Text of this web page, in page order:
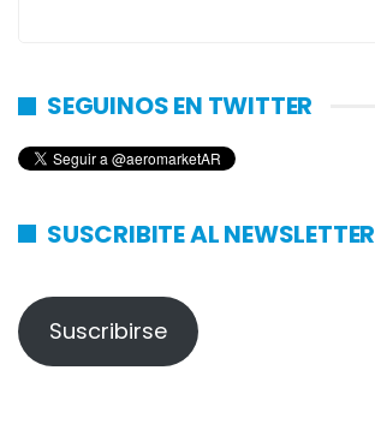
SEGUINOS EN TWITTER
SUSCRIBITE AL NEWSLETTER
Suscribirse